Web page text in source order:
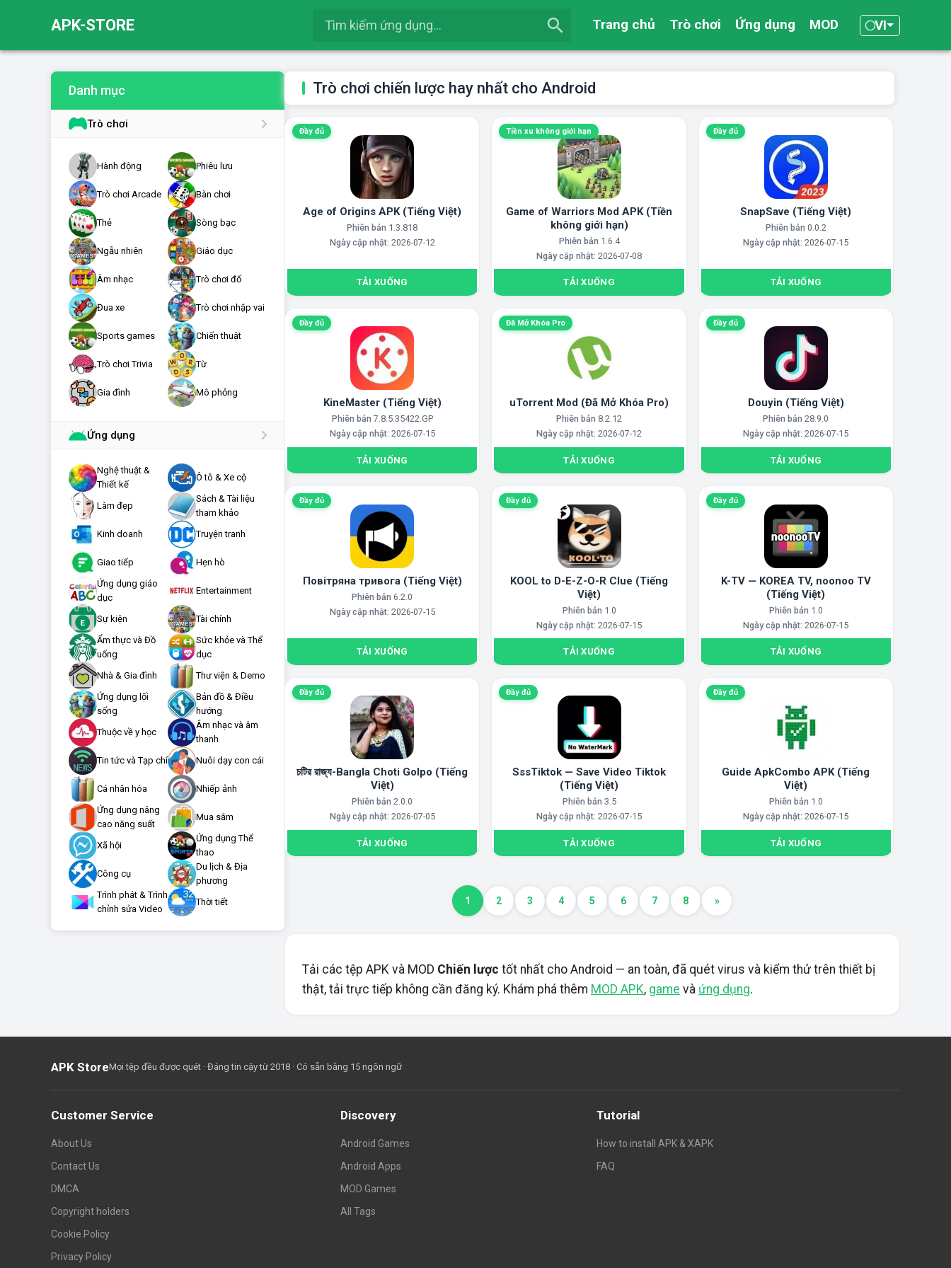
APK-STORE Trang chủ Trò chơi Ứng dụng MOD VI
Danh mục
Trò chơi
Hành động Phiêu lưu
Trò chơi Arcade Bàn chơi
Thẻ Sòng bạc
Ngẫu nhiên Giáo dục
Âm nhạc Trò chơi đố
Đua xe Trò chơi nhập vai
Sports games Chiến thuật
Trò chơi Trivia Từ
Gia đình Mô phỏng
Ứng dụng
Nghệ thuật &
Thiết kế
Ô tô & Xe cộ
Làm đẹp
Sách & Tài liệu
tham khảo
Kinh doanh
Truyện tranh
Giao tiếp
Hẹn hò
Ứng dụng giáo
dục
Entertainment
Sự kiện
Tài chính
Ẩm thực và Đồ
uống
Sức khỏe và Thể
dục
Nhà & Gia đình
Thư viện & Demo
Ứng dụng lối
sống
Bản đồ & Điều
hướng
Thuộc về y học
Âm nhạc và âm
thanh
Tin tức và Tạp chí
Nuôi dạy con cái
Cá nhân hóa
Nhiếp ảnh
Ứng dụng nâng
cao năng suất
Mua sắm
Xã hội
Ứng dụng Thể
thao
Công cụ
Du lịch & Địa
phương
Trình phát & Trình
chỉnh sửa Video
Thời tiết
Trò chơi chiến lược hay nhất cho Android
Đầy đủ
Age of Origins APK (Tiếng Việt)
Phiên bản 1.3.818
Ngày cập nhật: 2026-07-12
TẢI XUỐNG
Tiền xu không giới hạn
Game of Warriors Mod APK (Tiền
không giới hạn)
Phiên bản 1.6.4
Ngày cập nhật: 2026-07-08
TẢI XUỐNG
Đầy đủ
SnapSave (Tiếng Việt)
Phiên bản 0.0.2
Ngày cập nhật: 2026-07-15
TẢI XUỐNG
Đầy đủ
KineMaster (Tiếng Việt)
Phiên bản 7.8.5.35422.GP
Ngày cập nhật: 2026-07-15
TẢI XUỐNG
Đã Mở Khóa Pro
uTorrent Mod (Đã Mở Khóa Pro)
Phiên bản 8.2.12
Ngày cập nhật: 2026-07-12
TẢI XUỐNG
Đầy đủ
Douyin (Tiếng Việt)
Phiên bản 28.9.0
Ngày cập nhật: 2026-07-15
TẢI XUỐNG
Đầy đủ
Повітряна тривога (Tiếng Việt)
Phiên bản 6.2.0
Ngày cập nhật: 2026-07-15
TẢI XUỐNG
Đầy đủ
KOOL to D-E-Z-O-R Clue (Tiếng
Việt)
Phiên bản 1.0
Ngày cập nhật: 2026-07-15
TẢI XUỐNG
Đầy đủ
K-TV — KOREA TV, noonoo TV
(Tiếng Việt)
Phiên bản 1.0
Ngày cập nhật: 2026-07-15
TẢI XUỐNG
Đầy đủ
চটির রাজ্য-Bangla Choti Golpo (Tiếng
Việt)
Phiên bản 2.0.0
Ngày cập nhật: 2026-07-05
TẢI XUỐNG
Đầy đủ
SssTiktok — Save Video Tiktok
(Tiếng Việt)
Phiên bản 3.5
Ngày cập nhật: 2026-07-15
TẢI XUỐNG
Đầy đủ
Guide ApkCombo APK (Tiếng
Việt)
Phiên bản 1.0
Ngày cập nhật: 2026-07-15
TẢI XUỐNG
1 2 3 4 5 6 7 8 »
Tải các tệp APK và MOD Chiến lược tốt nhất cho Android — an toàn, đã quét virus và kiểm thử trên thiết bị
thật, tải trực tiếp không cần đăng ký. Khám phá thêm MOD APK, game và ứng dụng.
APK StoreMọi tệp đều được quét · Đáng tin cậy từ 2018 · Có sẵn bằng 15 ngôn ngữ
Customer Service
About Us
Contact Us
DMCA
Copyright holders
Cookie Policy
Privacy Policy
Discovery
Android Games
Android Apps
MOD Games
All Tags
Tutorial
How to install APK & XAPK
FAQ